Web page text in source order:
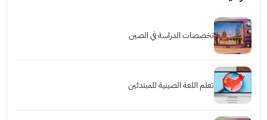
تخصصات الدراسة في الصين
تعلم اللغة الصينية للمبتدئين